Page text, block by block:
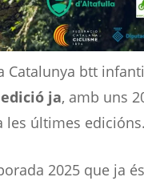
Catalunya btt
ja, amb uns
les últimes edicións.
2025 que ja